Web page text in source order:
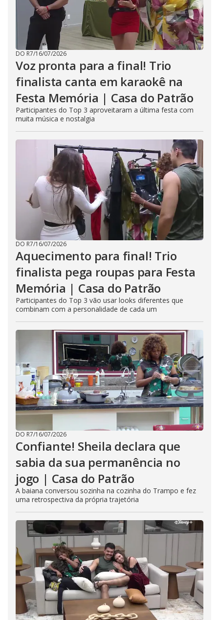
DO R7/16/07/2026
Voz pronta para a final! Trio
finalista canta em karaokê na
Festa Memória | Casa do Patrão
Participantes do Top 3 aproveitaram a última festa com
muita música e nostalgia
DO R7/16/07/2026
Aquecimento para final! Trio
finalista pega roupas para Festa
Memória | Casa do Patrão
Participantes do Top 3 vão usar looks diferentes que
combinam com a personalidade de cada um
DO R7/16/07/2026
Confiante! Sheila declara que
sabia da sua permanência no
jogo | Casa do Patrão
A baiana conversou sozinha na cozinha do Trampo e fez
uma retrospectiva da própria trajetória